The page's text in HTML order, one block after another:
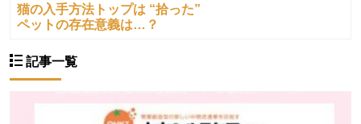
猫の入手方法トップは “拾った”
ペットの存在意義は…？
記事一覧